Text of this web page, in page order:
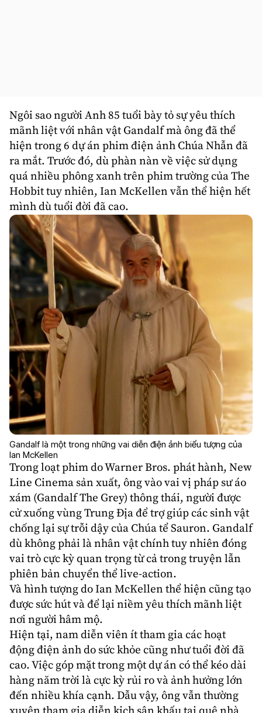
Ngôi sao người Anh 85 tuổi bày tỏ sự yêu thích
mãnh liệt với nhân vật Gandalf mà ông đã thể
hiện trong 6 dự án phim điện ảnh Chúa Nhẫn đã
ra mắt. Trước đó, dù phàn nàn về việc sử dụng
quá nhiều phông xanh trên phim trường của The
Hobbit tuy nhiên, Ian McKellen vẫn thể hiện hết
mình dù tuổi đời đã cao.
Gandalf là một trong những vai diễn điện ảnh biểu tượng của
Ian McKellen
Trong loạt phim do Warner Bros. phát hành, New
Line Cinema sản xuất, ông vào vai vị pháp sư áo
xám (Gandalf The Grey) thông thái, người được
cử xuống vùng Trung Địa để trợ giúp các sinh vật
chống lại sự trỗi dậy của Chúa tể Sauron. Gandalf
dù không phải là nhân vật chính tuy nhiên đóng
vai trò cực kỳ quan trọng từ cả trong truyện lẫn
phiên bản chuyển thể live-action.
Và hình tượng do Ian McKellen thể hiện cũng tạo
được sức hút và để lại niềm yêu thích mãnh liệt
nơi người hâm mộ.
Hiện tại, nam diễn viên ít tham gia các hoạt
động điện ảnh do sức khỏe cũng như tuổi đời đã
cao. Việc góp mặt trong một dự án có thể kéo dài
hàng năm trời là cực kỳ rủi ro và ảnh hưởng lớn
đến nhiều khía cạnh. Dẫu vậy, ông vẫn thường